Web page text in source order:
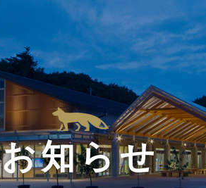
施設案内 観光情報 交通アクセス
お知らせ